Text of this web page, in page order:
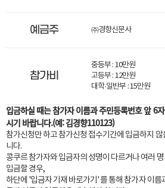
예금주 ㈜경향신문사
참가비
중등부 : 10만원
고등부 : 12만원
대학·일반부 : 15만원
입금하실 때는 참가자 이름과 주민등록번호 앞 6
시기 바랍니다.(예: 김경향110123)
참가신청만 하고 참가신청 접수기간에 입금하지
니다.
콩쿠르 참가자와 입금자의 성명이 다르거나 여러
입금할 경우,
하단에 '입금자 기재 바로가기' 를 통해 참가자 이름